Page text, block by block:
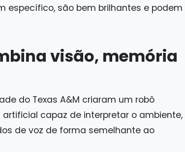
específico, são bem brilhantes e podem
visão, memória
do Texas A&M criaram um robô
capaz de interpretar o ambiente,
de voz de forma semelhante ao